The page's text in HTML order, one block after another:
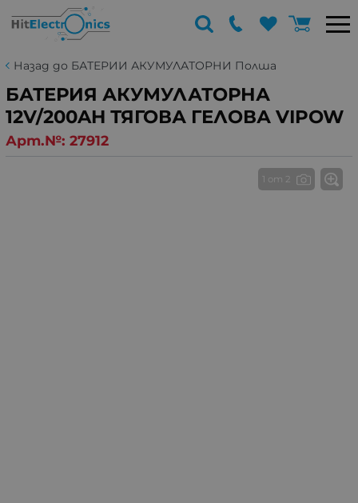
Назад до БАТЕРИИ АКУМУЛАТОРНИ Полша
БАТЕРИЯ АКУМУЛАТОРНА
12V/200AH ТЯГОВА ГЕЛОВА VIPOW
Арт.№: 27912
1 от 2